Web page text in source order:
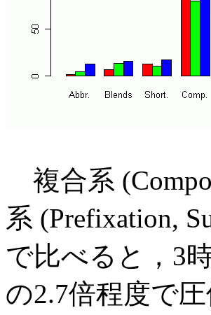
複合系
系 (Prefixation,
で比べると，3
の2.7倍程度で